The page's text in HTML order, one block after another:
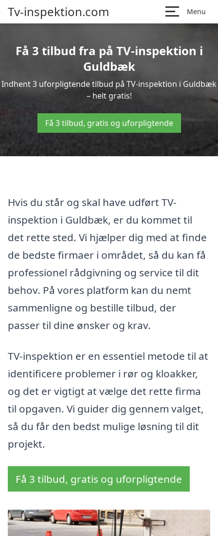
Tv-inspektion.com Menu
Få 3 tilbud fra på TV-inspektion i
Guldbæk
Indhent 3 uforpligtende tilbud på TV-inspektion i Guldbæk
– helt gratis!
Få 3 tilbud, gratis og uforpligtende
Hvis du står og skal have udført TV-
inspektion i Guldbæk, er du kommet til
det rette sted. Vi hjælper dig med at finde
de bedste firmaer i området, så du kan få
professionel rådgivning og service til dit
behov. På vores platform kan du nemt
sammenligne og bestille tilbud, der
passer til dine ønsker og krav.
TV-inspektion er en essentiel metode til at
identificere problemer i rør og kloakker,
og det er vigtigt at vælge det rette firma
til opgaven. Vi guider dig gennem valget,
så du får den bedst mulige løsning til dit
projekt.
Få 3 tilbud, gratis og uforpligtende